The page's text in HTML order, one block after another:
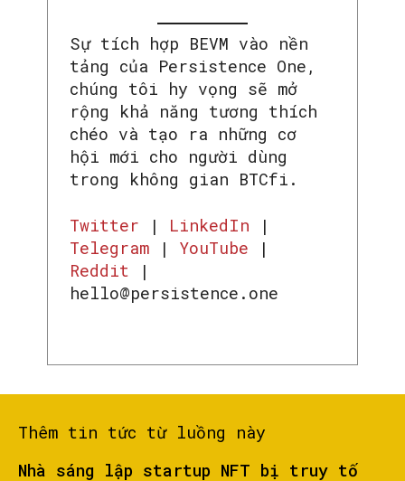
Sự tích hợp BEVM vào nền
tảng của Persistence One,
chúng tôi hy vọng sẽ mở
rộng khả năng tương thích
chéo và tạo ra những cơ
hội mới cho người dùng
trong không gian BTCfi.
Twitter | LinkedIn |
Telegram | YouTube |
Reddit |
hello@persistence.one
Thêm tin tức từ luồng này
Nhà sáng lập startup NFT bị truy tố